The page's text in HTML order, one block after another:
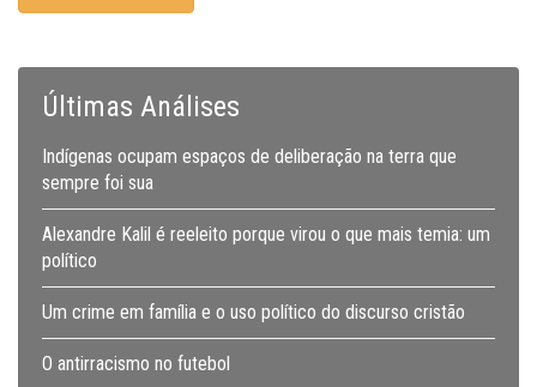
Últimas Análises
Indígenas ocupam espaços de deliberação na terra que
sempre foi sua
Alexandre Kalil é reeleito porque virou o que mais temia: um
político
Um crime em família e o uso político do discurso cristão
O antirracismo no futebol